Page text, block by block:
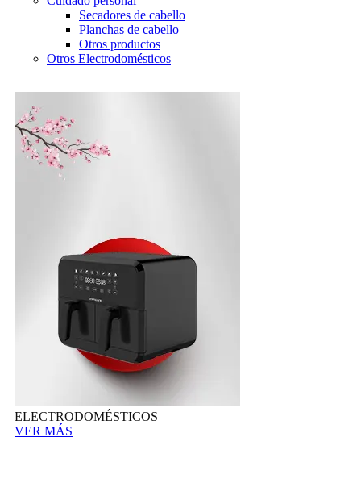
Secadores de cabello
Planchas de cabello
Otros productos
Otros Electrodomésticos
ELECTRODOMÉSTICOS
VER MÁS